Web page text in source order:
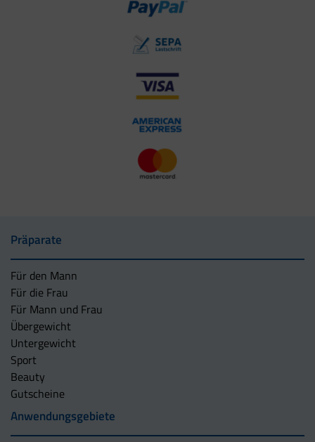
Präparate
Für den Mann
Für die Frau
Für Mann und Frau
Übergewicht
Untergewicht
Sport
Beauty
Gutscheine
Anwendungsgebiete